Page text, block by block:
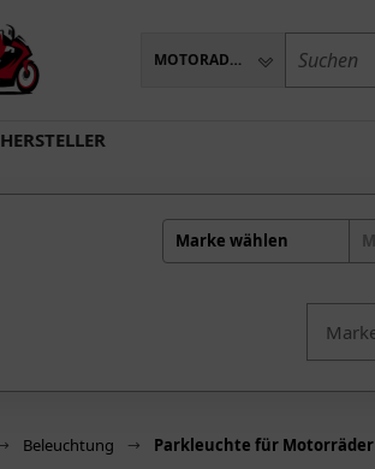
MOTORADTEILE
HERSTELLER
Marke wählen
Beleuchtung Parkleuchte für Motorräder